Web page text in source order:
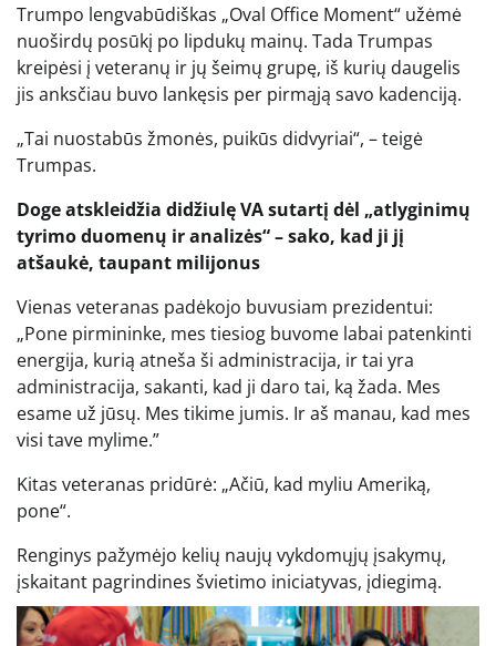
Trumpo lengvabūdiškas „Oval Office Moment“ užėmė
nuoširdų posūkį po lipdukų mainų. Tada Trumpas
kreipėsi į veteranų ir jų šeimų grupę, iš kurių daugelis
jis anksčiau buvo lankęsis per pirmąją savo kadenciją.
„Tai nuostabūs žmonės, puikūs didvyriai“, – teigė
Trumpas.
Doge atskleidžia didžiulę VA sutartį dėl „atlyginimų
tyrimo duomenų ir analizės“ – sako, kad ji jį
atšaukė, taupant milijonus
Vienas veteranas padėkojo buvusiam prezidentui:
„Pone pirmininke, mes tiesiog buvome labai patenkinti
energija, kurią atneša ši administracija, ir tai yra
administracija, sakanti, kad ji daro tai, ką žada. Mes
esame už jūsų. Mes tikime jumis. Ir aš manau, kad mes
visi tave mylime.”
Kitas veteranas pridūrė: „Ačiū, kad myliu Ameriką,
pone“.
Renginys pažymėjo kelių naujų vykdomųjų įsakymų,
įskaitant pagrindines švietimo iniciatyvas, įdiegimą.